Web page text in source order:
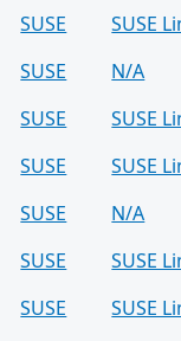
SUSE
SUSE
SUSE
N/A
SUSE
SUSE
SUSE
SUSE
SUSE
N/A
SUSE
SUSE
SUSE
SUSE